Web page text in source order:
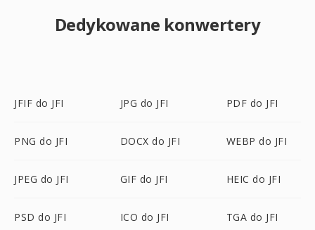
Dedykowane konwertery
JFIF do JFI JPG do JFI PDF do JFI
PNG do JFI DOCX do JFI WEBP do JFI
JPEG do JFI GIF do JFI HEIC do JFI
PSD do JFI ICO do JFI TGA do JFI